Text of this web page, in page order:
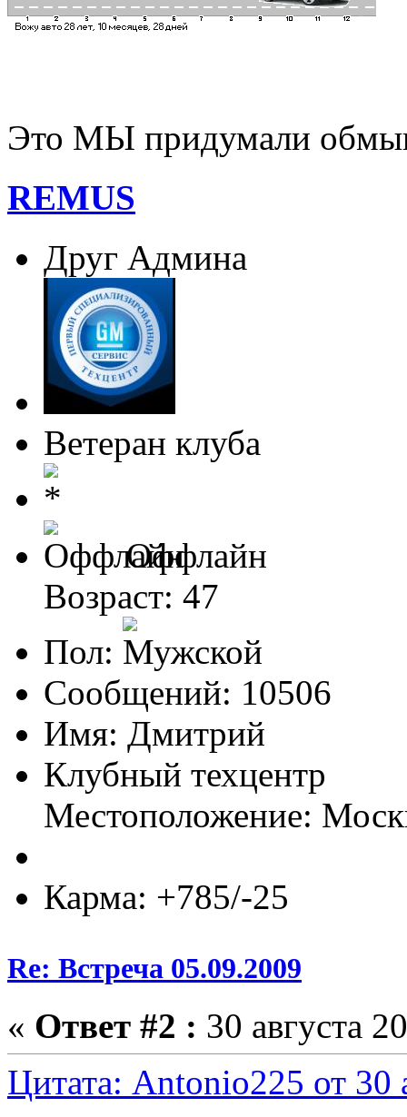
Это МЫ придумали
REMUS
Друг Админа
Ветеран клуба
Оффлайн
Возраст: 47
Пол:
Сообщений: 10506
Имя: Дмитрий
Клубный техцентр
Местоположение:
Карма: +785/-25
Re: Встреча 05.09.2009
« Ответ #2 : 30 августа
Цитата: Antonio225 от 30